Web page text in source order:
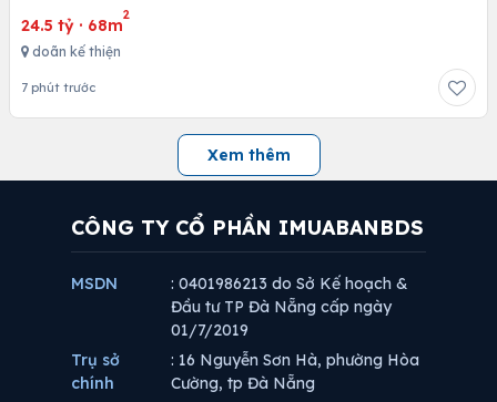
24.5 tỷ · 68m
2
doãn kế thiện
7 phút trước
Xem thêm
CÔNG TY CỔ PHẦN IMUABANBDS
MSDN
: 0401986213 do Sở Kế hoạch &
Đầu tư TP Đà Nẵng cấp ngày
01/7/2019
Trụ sở
chính
: 16 Nguyễn Sơn Hà, phường Hòa
Cường, tp Đà Nẵng